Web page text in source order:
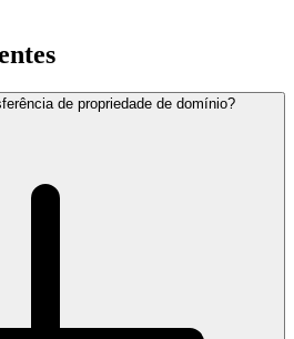
de propriedade de domínio?